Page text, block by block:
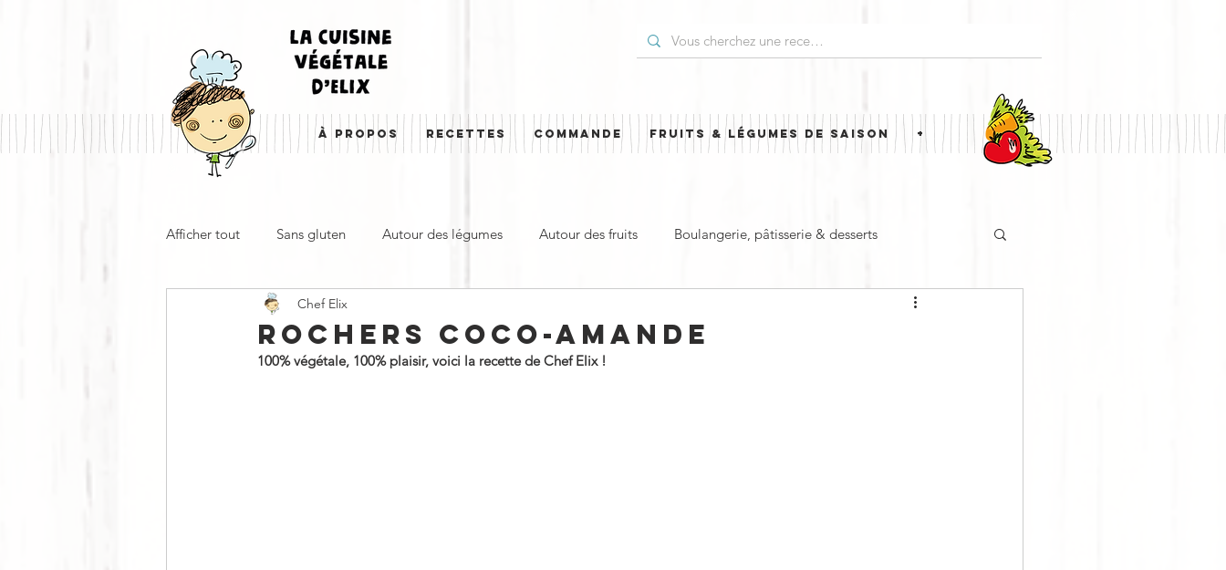
À PROPOS RECETTES COMMANDE FRUITS & LÉGUMES DE SAISON +
Afficher tout Sans gluten Autour des légumes Autour des fruits Boulangerie, pâtisserie & desserts
Entrée, apéro & accompagnement
ROCHERS COCO-AMANDE
Chef Elix
100% végétale, 100% plaisir, voici la recette de Chef Elix !